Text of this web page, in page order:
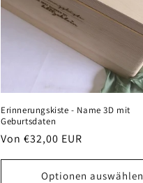
Erinnerungskiste - Name 3D mit
Geburtsdaten
Normaler
Von €32,00 EUR
Optionen auswählen